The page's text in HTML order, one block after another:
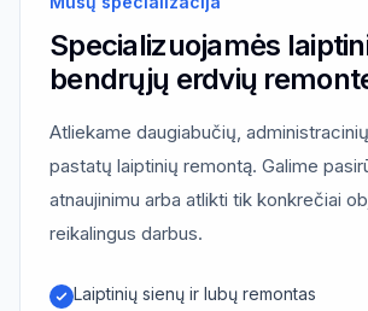
Specializuojamės
bendrųjų erdvių
Atliekame daugiabučių,
pastatų laiptinių remontą. Galime
atnaujinimu arba atlikti tik konkrečiai
reikalingus darbus.
Laiptinių sienų ir lubų remontas